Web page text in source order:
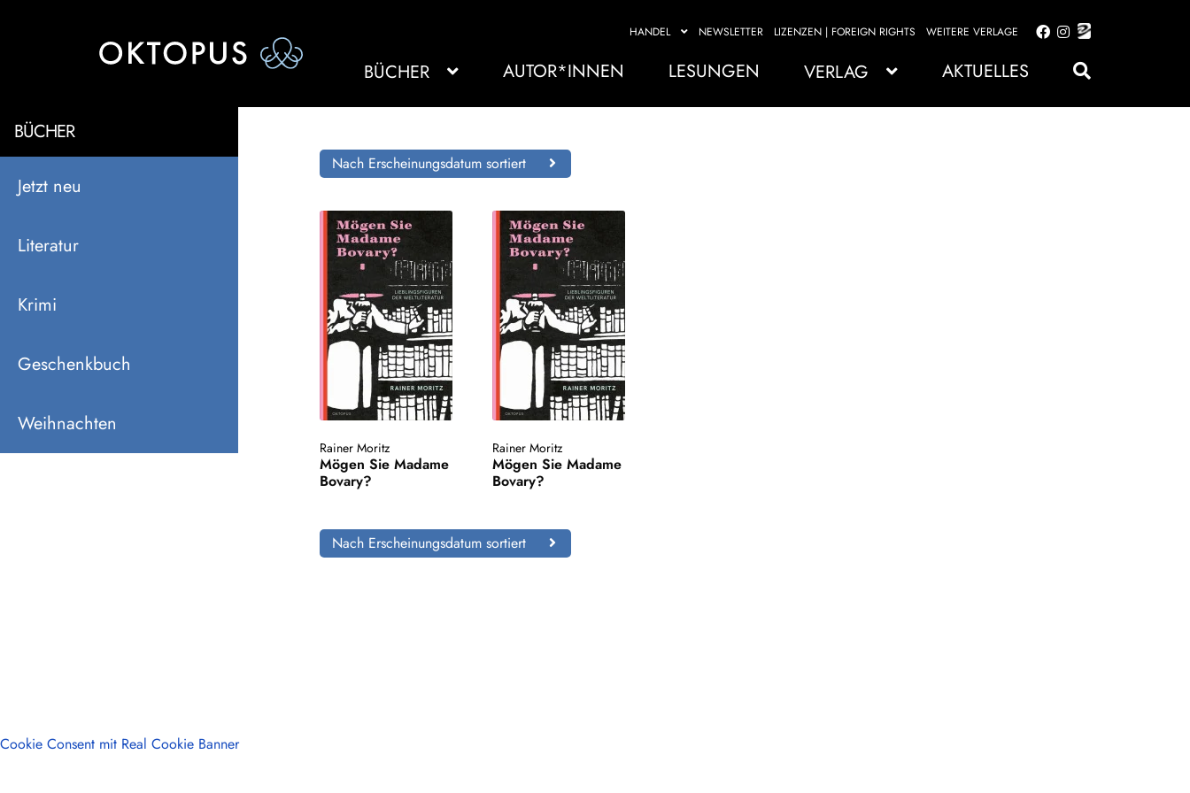
HANDEL NEWSLETTER LIZENZEN | FOREIGN RIGHTS WEITERE VERLAGE
Zur
springen
Zum
springen
BÜCHER AUTOR*INNEN LESUNGEN VERLAG AKTUELLES
BÜCHER
Jetzt neu
Literatur
Krimi
Geschenkbuch
Weihnachten
Nach Erscheinungsdatum sortiert
Rainer Moritz
Mögen Sie Madame
Bovary?
Rainer Moritz
Mögen Sie Madame
Bovary?
Nach Erscheinungsdatum sortiert
Cookie Consent mit Real Cookie Banner